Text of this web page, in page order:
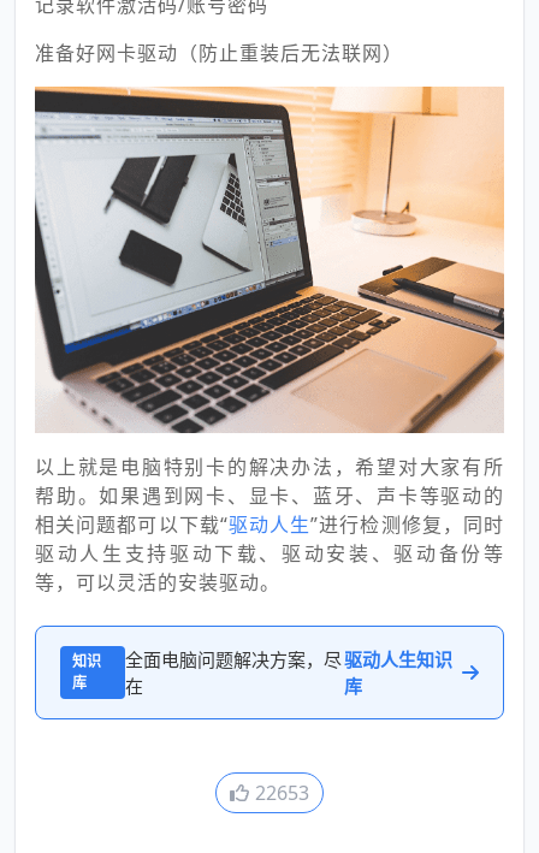
准备好网卡驱动（防止重装后无法联网）
以上就是电脑特别卡的解决办法，希望对大家有所
帮助。如果遇到网卡、显卡、蓝牙、声卡等驱动的
相关问题都可以下载“驱动人生”进行检测修复，同时
驱动人生支持驱动下载、驱动安装、驱动备份等
等，可以灵活的安装驱动。
知识
库
全面电脑问题解决方案，尽
在
驱动人生知识
库
22653